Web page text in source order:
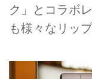
ク」とコラボ
も様々なリッ